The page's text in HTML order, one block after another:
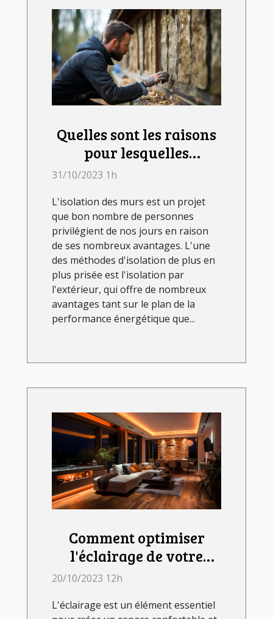
Quelles sont les raisons
pour lesquelles
l'isolation des murs par
avantageux ?
31/10/2023 1h
L'isolation des murs est un projet
que bon nombre de personnes
privilégient de nos jours en raison
de ses nombreux avantages. L'une
des méthodes d'isolation de plus en
plus prisée est l'isolation par
l'extérieur, qui offre de nombreux
avantages tant sur le plan de la
performance énergétique que...
Comment optimiser
l'éclairage de votre
chambre avec les LED
20/10/2023 12h
L'éclairage est un élément essentiel